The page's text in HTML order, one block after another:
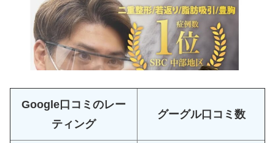
Google口コミのレー
ティング
グーグル口コミ数